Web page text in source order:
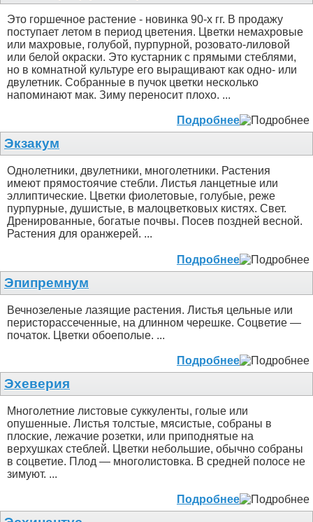
Это горшечное растение - новинка 90-х гг. В продажу
поступает летом в период цветения. Цветки немахровые
или махровые, голубой, пурпурной, розовато-лиловой
или белой окраски. Это кустарник с прямыми стеблями,
но в комнатной культуре его выращивают как одно- или
двулетник. Собранные в пучок цветки несколько
напоминают мак. Зиму переносит плохо. ...
Подробнее
Экзакум
Однолетники, двулетники, многолетники. Растения
имеют прямостоячие стебли. Листья ланцетные или
эллиптические. Цветки фиолетовые, голубые, реже
пурпурные, душистые, в малоцветковых кистях. Свет.
Дренированные, богатые почвы. Посев поздней весной.
Растения для оранжерей. ...
Подробнее
Эпипремнум
Вечнозеленые лазящие растения. Листья цельные или
перисторассеченные, на длинном черешке. Соцветие —
початок. Цветки обоеполые. ...
Подробнее
Эхеверия
Многолетние листовые суккуленты, голые или
опушенные. Листья толстые, мясистые, собраны в
плоские, лежачие розетки, или приподнятые на
верхушках стеблей. Цветки небольшие, обычно собраны
в соцветие. Плод — многолистовка. В средней полосе не
зимуют. ...
Подробнее